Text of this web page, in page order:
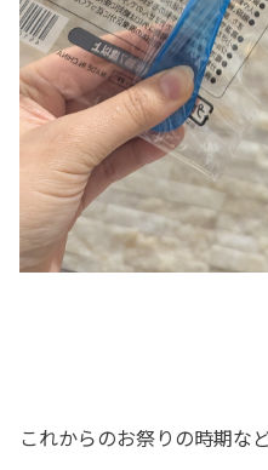
これからのお祭りの時期